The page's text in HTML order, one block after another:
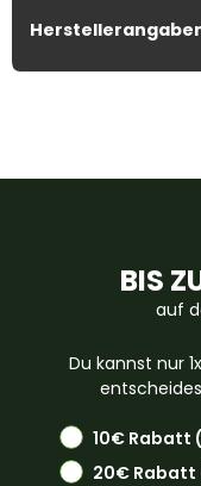
BIS
auf
Du kannst nur
10€ Rabatt
20€ Rabatt